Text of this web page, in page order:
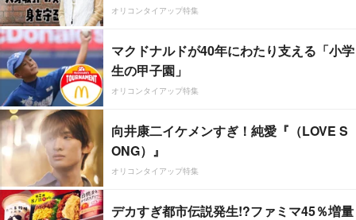
オリコンタイアップ特集
マクドナルドが40年にわたり支える「小学
生の甲子園」
オリコンタイアップ特集
向井康二イケメンすぎ！純愛『（LOVE S
ONG）』
オリコンタイアップ特集
デカすぎ都市伝説発生!?ファミマ45％増量